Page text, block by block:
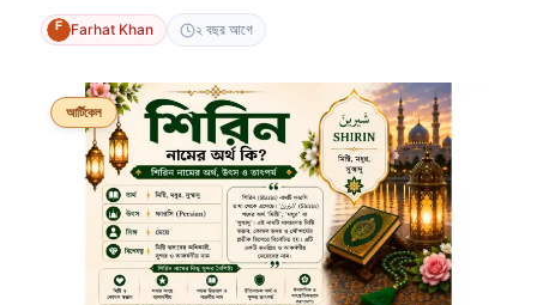
Farhat Khan ২ বছর আগে
আর্টিকেল